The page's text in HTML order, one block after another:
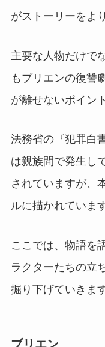
がストーリーをよ
主要な人物だけで
もブリエンの復讐
が離せないポイン
法務省の『犯罪白
は親族間で発生し
されていますが、
ルに描かれています
ここでは、物語を
ラクターたちの立
掘り下げていきま
ブリエン